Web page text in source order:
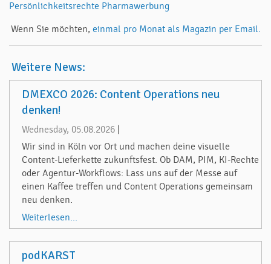
Persönlichkeitsrechte Pharmawerbung
Wenn Sie möchten, einmal pro Monat als Magazin per Email.
Weitere News:
DMEXCO 2026: Content Operations neu
denken!
Wednesday, 05.08.2026
Wir sind in Köln vor Ort und machen deine visuelle
Content-Lieferkette zukunftsfest. Ob DAM, PIM, KI-Rechte
oder Agentur-Workflows: Lass uns auf der Messe auf
einen Kaffee treffen und Content Operations gemeinsam
neu denken.
Weiterlesen...
podKARST